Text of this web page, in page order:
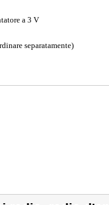
a 3 V
separatamente)